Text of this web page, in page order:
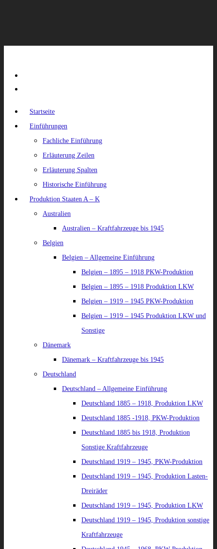
Startseite
Einführungen
Fachliche Einführung
Erläuterung Zeilen
Erläuterung Spalten
Historische Einführung
Produktion Staaten A – K
Australien
Australien – Kraftfahrzeuge bis 1945
Belgien
Belgien – Allgemeine Einführung
Belgien – 1895 – 1918 PKW-Produktion
Belgien – 1895 – 1918 Produktion LKW
Belgien – 1919 – 1945 PKW-Produktion
Belgien – 1919 – 1945 Produktion LKW und
Sonstige
Dänemark
Dänemark – Kraftfahrzeuge bis 1945
Deutschland
Deutschland – Allgemeine Einführung
Deutschland 1885 – 1918, Produktion LKW
Deutschland 1885 -1918, PKW-Produktion
Deutschland 1885 bis 1918, Produktion
Sonstige Kraftfahrzeuge
Deutschland 1919 – 1945, PKW-Produktion
Deutschland 1919 – 1945, Produktion Lasten-
Dreiräder
Deutschland 1919 – 1945, Produktion LKW
Deutschland 1919 – 1945, Produktion sonstige
Kraftfahrzeuge